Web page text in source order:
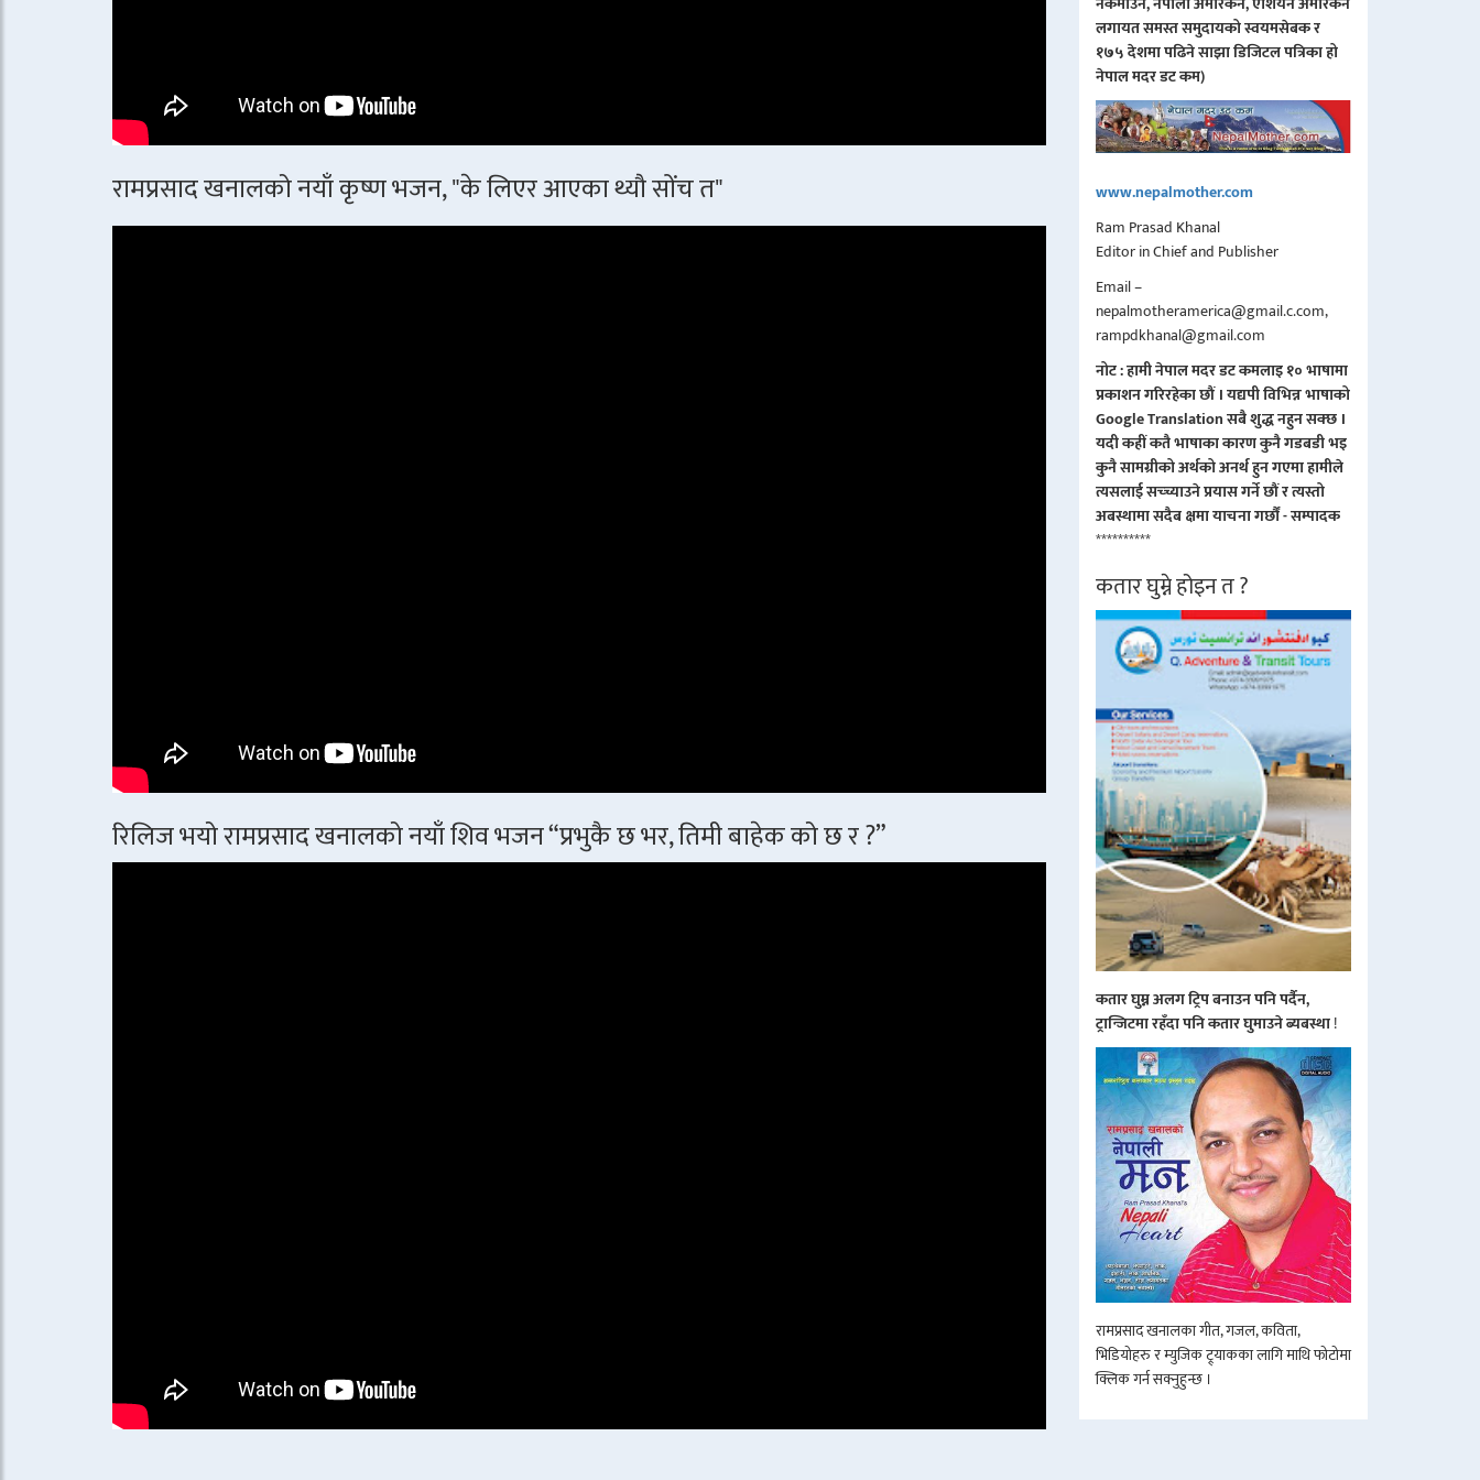
रामप्रसाद खनालको नयाँ कृष्ण भजन, "के लिएर आएका थ्यौ सोंच त"
रिलिज भयो रामप्रसाद खनालको नयाँ शिव भजन “प्रभुकै छ भर, तिमी बाहेक को छ र ?”
लगायत समस्त समुदायको स्वयमसेबक र
१७५ देशमा पढिने साझा डिजिटल पत्रिका हो
नेपाल मदर डट कम)
www.nepalmother.com
Ram Prasad Khanal
Editor in Chief and Publisher
Email –
nepalmotheramerica@gmail.c.com,
rampdkhanal@gmail.com
नोट : हामी नेपाल मदर डट कमलाइ १० भाषामा
प्रकाशन गरिरहेका छौं । यद्यपी विभिन्न भाषाको
Google Translation सबै शुद्ध नहुन सक्छ ।
यदी कहीं कतै भाषाका कारण कुनै गडबडी भइ
कुनै सामग्रीको अर्थको अनर्थ हुन गएमा हामीले
त्यसलाई सच्च्याउने प्रयास गर्ने छौं र त्यस्तो
अबस्थामा सदैब क्षमा याचना गर्छौं - सम्पादक
**********
कतार घुम्ने होइन त ?
कतार घुम्न अलग ट्रिप बनाउन पनि पर्दैन,
ट्रान्जिटमा रहँदा पनि कतार घुमाउने ब्यबस्था!
रामप्रसाद खनालका गीत, गजल, कविता,
भिडियोहरु र म्युजिक ट्र्याकका लागि माथि फोटोमा
क्लिक गर्न सक्नुहुन्छ ।